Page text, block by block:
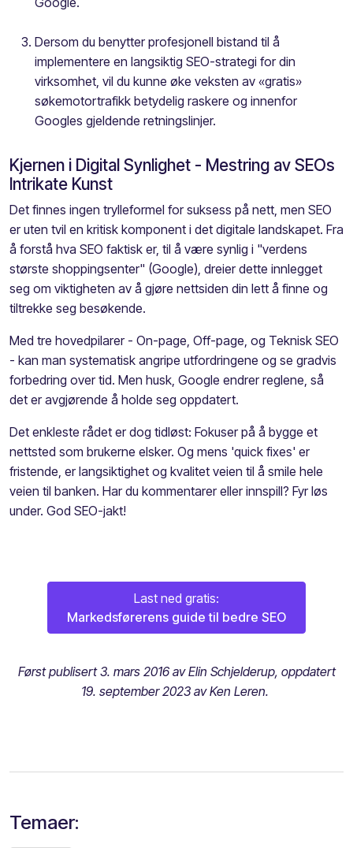
Dersom du benytter profesjonell bistand til å
implementere en langsiktig SEO-strategi for din
virksomhet, vil du kunne øke veksten av «gratis»
søkemotortrafikk betydelig raskere og innenfor
Googles gjeldende retningslinjer.
Kjernen i Digital Synlighet - Mestring av SEOs
Intrikate Kunst
Det finnes ingen trylleformel for suksess på nett, men SEO
er uten tvil en kritisk komponent i det digitale landskapet. Fra
å forstå hva SEO faktisk er, til å være synlig i "verdens
største shoppingsenter" (Google), dreier dette innlegget
seg om viktigheten av å gjøre nettsiden din lett å finne og
tiltrekke seg besøkende.
Med tre hovedpilarer - On-page, Off-page, og Teknisk SEO
- kan man systematisk angripe utfordringene og se gradvis
forbedring over tid. Men husk, Google endrer reglene, så
det er avgjørende å holde seg oppdatert.
Det enkleste rådet er dog tidløst: Fokuser på å bygge et
nettsted som brukerne elsker. Og mens 'quick fixes' er
fristende, er langsiktighet og kvalitet veien til å smile hele
veien til banken. Har du kommentarer eller innspill? Fyr løs
under. God SEO-jakt!
Last ned gratis:
Markedsførerens guide til bedre SEO
Først publisert 3. mars 2016 av Elin Schjelderup, oppdatert
19. september 2023 av Ken Leren.
Temaer: